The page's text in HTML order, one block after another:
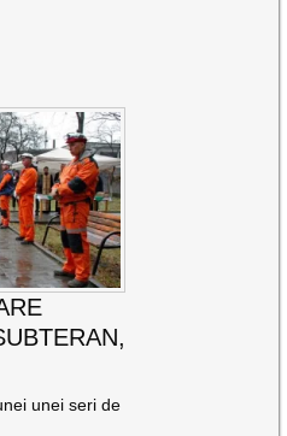
unei seri de